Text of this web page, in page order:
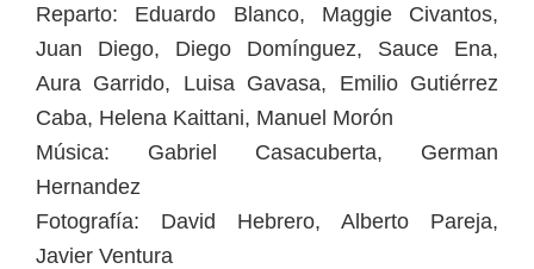
Reparto: Eduardo Blanco, Maggie Civantos,
Juan Diego, Diego Domínguez, Sauce Ena,
Aura Garrido, Luisa Gavasa, Emilio Gutiérrez
Caba, Helena Kaittani, Manuel Morón
Música: Gabriel Casacuberta, German
Hernandez
Fotografía: David Hebrero, Alberto Pareja,
Javier Ventura